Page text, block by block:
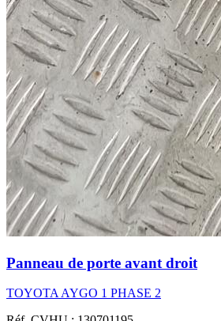
Panneau de porte avant droit
TOYOTA AYGO 1 PHASE 2